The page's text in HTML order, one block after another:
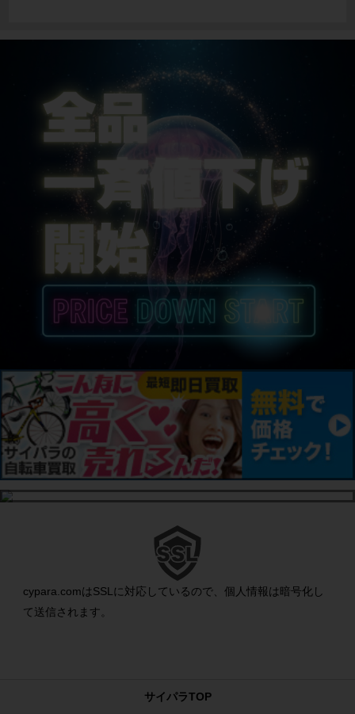
cypara.comはSSLに対応しているので、個人情報は暗号化し
て送信されます。
サイパラTOP